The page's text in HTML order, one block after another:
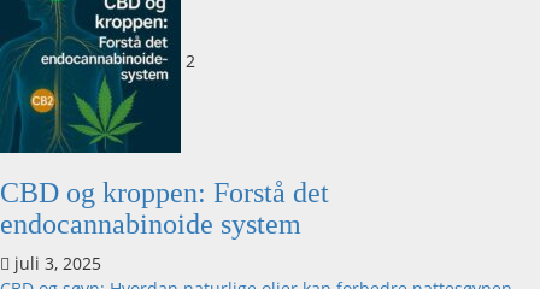
2
CBD og kroppen: Forstå det
endocannabinoide system
juli 3, 2025